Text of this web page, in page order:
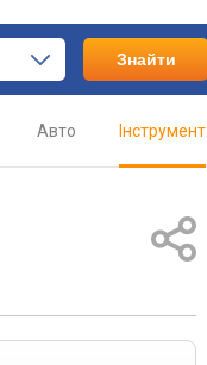
Знайти
Авто Інструмент